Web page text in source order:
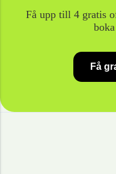
Få upp till 4 gratis
Få